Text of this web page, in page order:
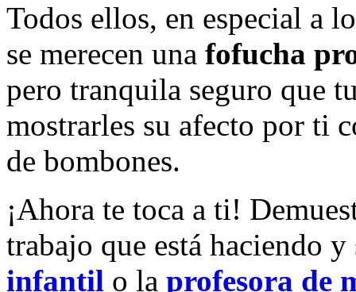
Todos ellos, en especial a
se merecen una fofucha
pero tranquila seguro que
mostrarles su afecto por ti
de bombones.
¡Ahora te toca a ti!
trabajo que está haciendo
infantil o la profesora de